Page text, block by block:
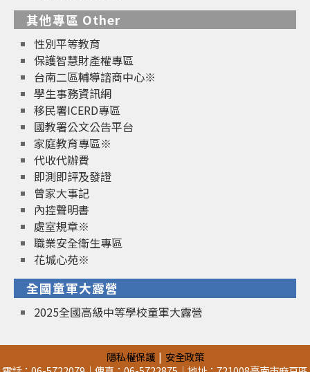
其他專區 Other
性別平等教育
保護智慧財產權專區
台南二區輔導諮商中心※
學生事務資訊網
移民署ICERD專區
國教署公文公告平台
家庭教育專區※
代收代辦費
即測即評及發證
曾家大事記
內控聲明書
處室規章※
職業安全衛生專區
花城心苑※
全國童軍大露營
2025全國高級中等學校童軍大露營
隱私權保護
安全政策